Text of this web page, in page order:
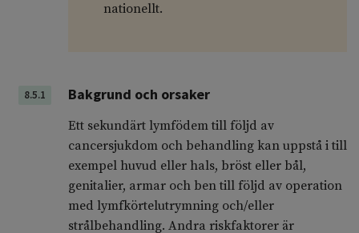
nationellt.
8.5.1 Bakgrund och orsaker
Ett sekundärt lymfödem till följd av
cancersjukdom och behandling kan uppstå i till
exempel huvud eller hals, bröst eller bål,
genitalier, armar och ben till följd av operation
med lymfkörtelutrymning och/eller
strålbehandling. Andra riskfaktorer är